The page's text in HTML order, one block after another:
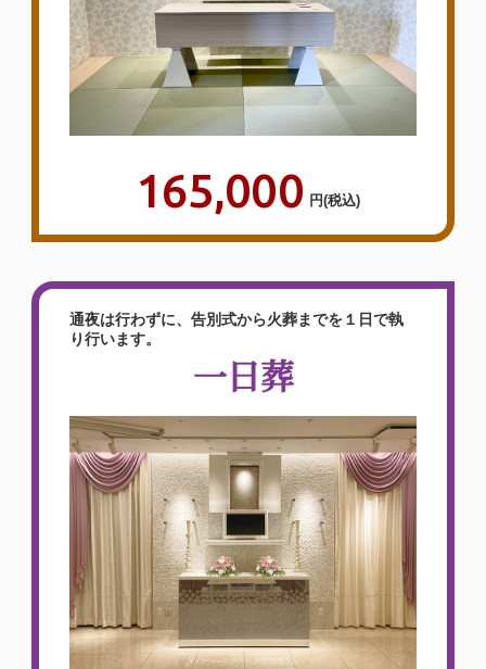
165,000 円(税込)
通夜は行わずに、告別式から火葬までを１日で執
り行います。
一日葬